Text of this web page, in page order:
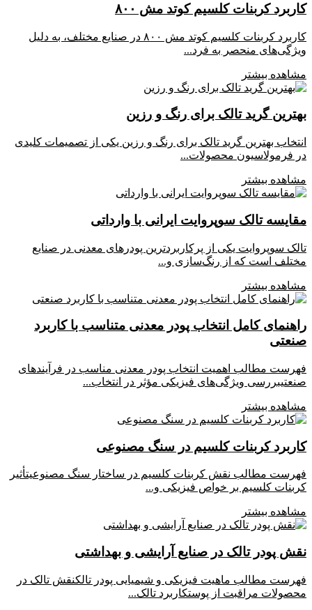
کربنات کلسیم کوتد مش ۸۰۰
کاربرد کربنات کلسیم کوتد مش ۸۰۰ در صنایع مختلف، به دلیل
منحصر به فرد...
بیشتر
گرید تالک برای رنگ و رزین
بهترین گرید تالک برای رنگ و رزین یکی از تصمیمات کلیدی
فرمولاسیون محصولات...
بیشتر
تالک سوپروایت ایرانی با وارداتی
سوپروایت یکی از پرکاربردترین پودرهای معدنی در صنایع
است که از رنگ‌سازی و...
بیشتر
کامل انتخاب پودر معدنی متناسب با کاربرد
مطالب اهمیت انتخاب پودر معدنی مناسب در فرآیندهای
ویژگی‌های فیزیکی مؤثر در انتخاب...
بیشتر
کربنات کلسیم در سنگ مصنوعی
مطالب نقش کربنات کلسیم در ساختار سنگ مصنوعیتأثیر
کلسیم بر خواص فیزیکی و...
بیشتر
پودر تالک در صنایع آرایشی و بهداشتی
مطالب ماهیت فیزیکی و شیمیایی پودر تالکنقش تالک در
مراقبت از پوستکاربرد تالک...